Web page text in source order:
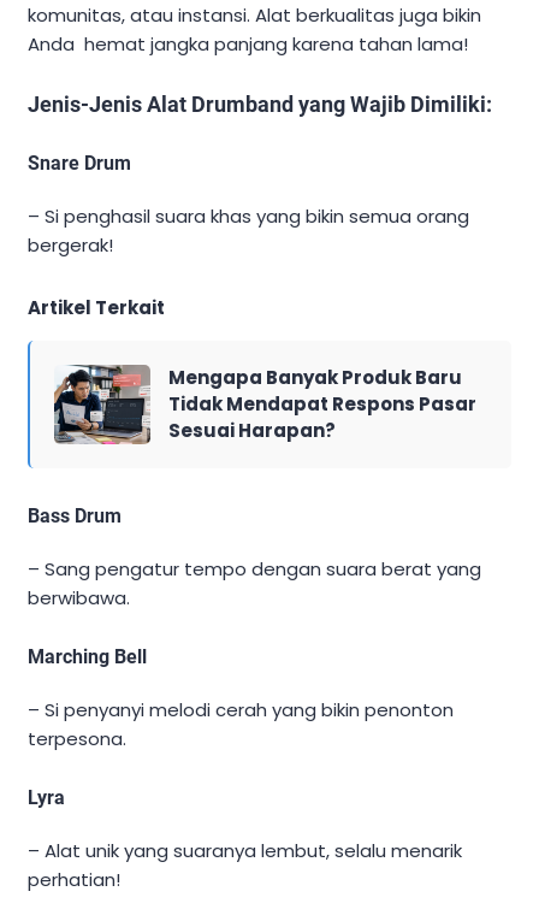
komunitas, atau instansi. Alat berkualitas juga bikin
Anda hemat jangka panjang karena tahan lama!
Jenis-Jenis Alat Drumband yang Wajib Dimiliki:
Snare Drum
– Si penghasil suara khas yang bikin semua orang
bergerak!
Artikel Terkait
Mengapa Banyak Produk Baru
Tidak Mendapat Respons Pasar
Sesuai Harapan?
Bass Drum
– Sang pengatur tempo dengan suara berat yang
berwibawa.
Marching Bell
– Si penyanyi melodi cerah yang bikin penonton
terpesona.
Lyra
– Alat unik yang suaranya lembut, selalu menarik
perhatian!